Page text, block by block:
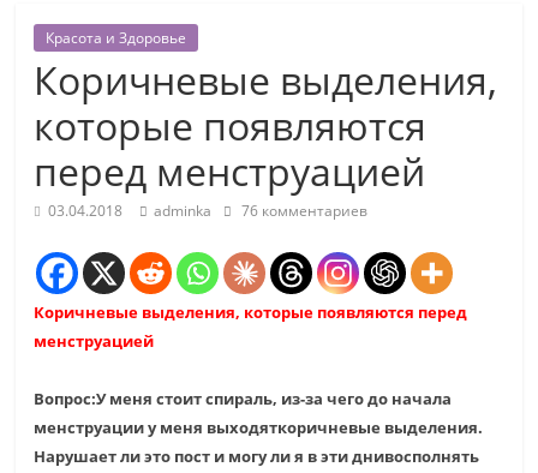
Красота и Здоровье
Коричневые выделения,
которые появляются
перед менструацией
03.04.2018 adminka 76 комментариев
Коричневые выделения, которые появляются перед
менструацией
Вопрос:У меня стоит спираль, из-за чего до начала
менструации у меня выходяткоричневые выделения.
Нарушает ли это пост и могу ли я в эти днивосполнять